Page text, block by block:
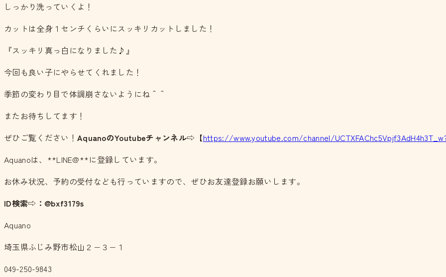
しっかり洗っていくよ！
カットは全身１センチくらいにスッキリカットしました！
『スッキリ真っ白になりました♪』
今回も良い子にやらせてくれました！
季節の変わり目で体調崩さないようにね＾＾
またお待ちしてます！
ぜひご覧ください！ AquanoのYoutubeチャンネル⇨【https://www.youtube.com/channel/
Aquanoは、**LINE@**に登録しています。
お休み状況、予約の受付なども行っていますので、ぜひお友達登録お願いします。
ID検索⇨：@bxf3179s
Aquano
埼玉県ふじみ野市松山２−３−１
049-250-9843